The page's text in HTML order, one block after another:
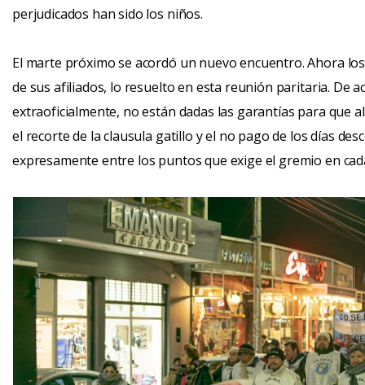
perjudicados han sido los niños.
El marte próximo se acordó un nuevo encuentro. Ahora
de sus afiliados, lo resuelto en esta reunión paritaria. De
extraoficialmente, no están dadas las garantías para que
el recorte de la clausula gatillo y el no pago de los días
expresamente entre los puntos que exige el gremio en